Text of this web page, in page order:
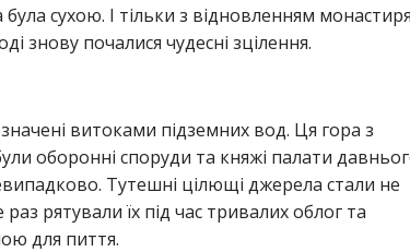
сухою. І тільки з відновленням
знову почалися чудесні зцілення.
витоками підземних вод. Ця гора з
оборонні споруди та княжі палати
Тутешні цілющі джерела стали не
рятували їх під час тривалих облог та
для пиття.